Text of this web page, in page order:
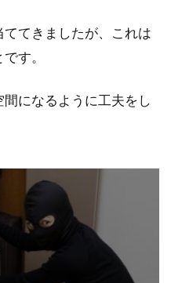
てきましたが、これは
す。
になるように工夫をし